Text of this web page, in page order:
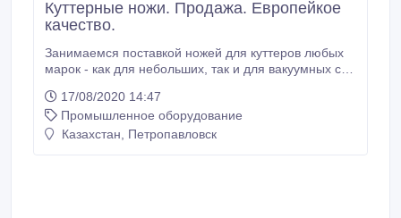
Куттерные ножи. Продажа. Европейкое
качество.
Занимаемся поставкой ножей для куттеров любых
марок - как для небольших, так и для вакуумных с
высокоскоростных. Ножи оригинальные из Европы
Привезём в самые сжатые сроки - до 2 недель Если
Вам нужен куттерный нож - ждем от Вас чертёж
17/08/2020 14:47
Промышленное оборудование
Казахстан, Петропавловск